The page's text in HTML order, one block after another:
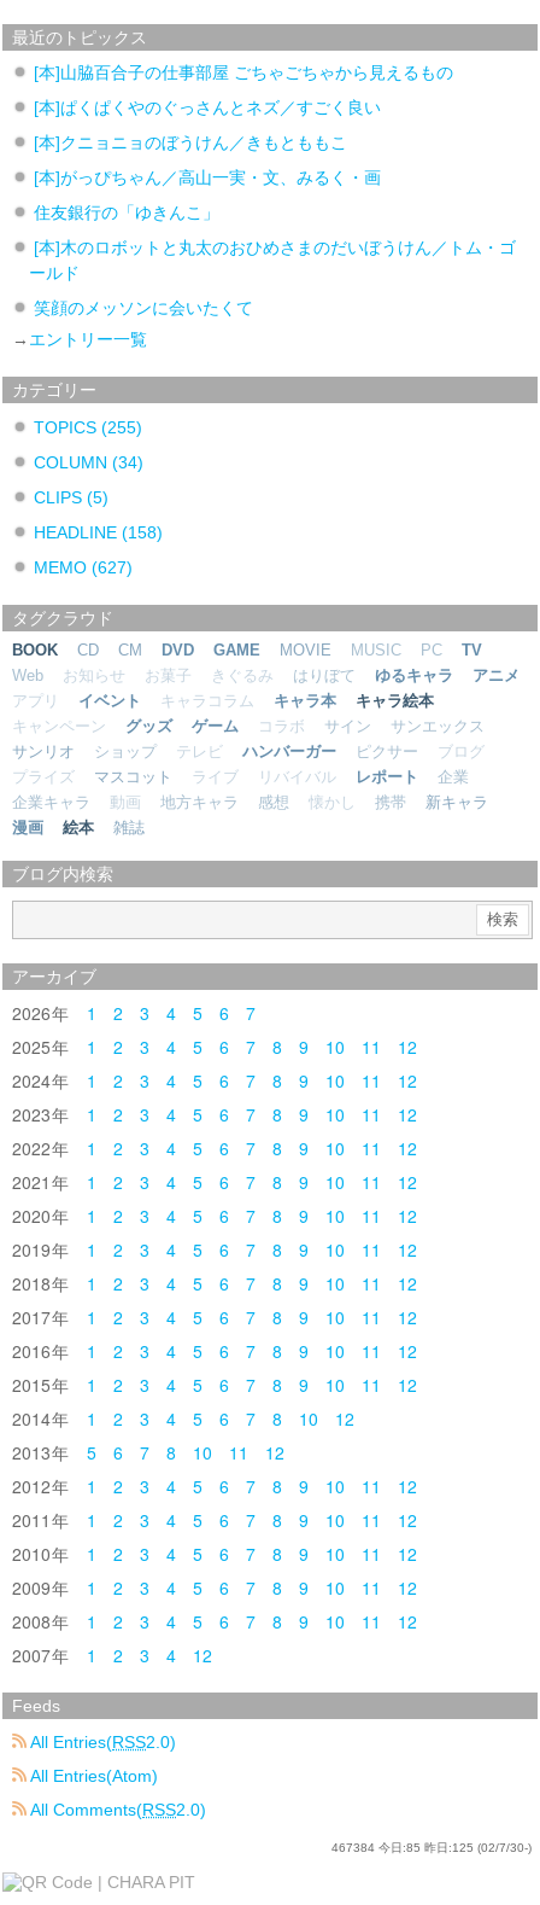
最近のトピックス
[本]山脇百合子の仕事部屋 ごちゃごちゃから見えるもの
[本]ぱくぱくやのぐっさんとネズ／すごく良い
[本]クニョニョのぼうけん／きもとももこ
[本]がっぴちゃん／高山一実・文、みるく・画
住友銀行の「ゆきんこ」
[本]木のロボットと丸太のおひめさまのだいぼうけん／トム・ゴ
ールド
笑顔のメッソンに会いたくて
→ エントリー一覧
カテゴリー
TOPICS(255)
COLUMN(34)
CLIPS(5)
HEADLINE(158)
MEMO(627)
タグクラウド
BOOK CD CM DVD GAME MOVIE MUSIC PC
TV
Web
お知らせ お菓子 きぐるみ はりぼて ゆるキャラ
アニメ
アプリ
イベント キャラコラム キャラ本
キャラ絵本
キャンペーン
グッズ ゲーム コラボ サイン
サンエックス
サンリオ
ショップ テレビ ハンバーガー ピクサー
ブログ
プライズ
マスコット ライブ リバイバル レポート
企業
企業キャラ
動画 地方キャラ 感想 懐かし 携帯
新キャラ
漫画
絵本 雑誌
ブログ内検索
アーカイブ
2026 1 2 3 4 5 6
7
2025
1 2 3 4 5 6 7 8 9 10 11
12
2024
1 2 3 4 5 6 7 8 9 10 11
12
2023
1 2 3 4 5 6 7 8 9 10 11
12
2022
1 2 3 4 5 6 7 8 9 10 11
12
2021
1 2 3 4 5 6 7 8 9 10 11
12
2020
1 2 3 4 5 6 7 8 9 10 11
12
2019
1 2 3 4 5 6 7 8 9 10 11
12
2018
1 2 3 4 5 6 7 8 9 10 11
12
2017
1 2 3 4 5 6 7 8 9 10 11
12
2016
1 2 3 4 5 6 7 8 9 10 11
12
2015
1 2 3 4 5 6 7 8 9 10 11
12
2014
1 2 3 4 5 6 7 8 10
12
2013
5 6 7 8 10 11
12
2012
1 2 3 4 5 6 7 8 9 10 11
12
2011
1 2 3 4 5 6 7 8 9 10 11
12
2010
1 2 3 4 5 6 7 8 9 10 11
12
2009
1 2 3 4 5 6 7 8 9 10 11
12
2008
1 2 3 4 5 6 7 8 9 10 11
12
2007
1 2 3 4 12
Feeds
All Entries(RSS2.0)
All Entries(Atom)
All Comments(RSS2.0)
467384 今日:85 昨日:125 (02/7/30-)